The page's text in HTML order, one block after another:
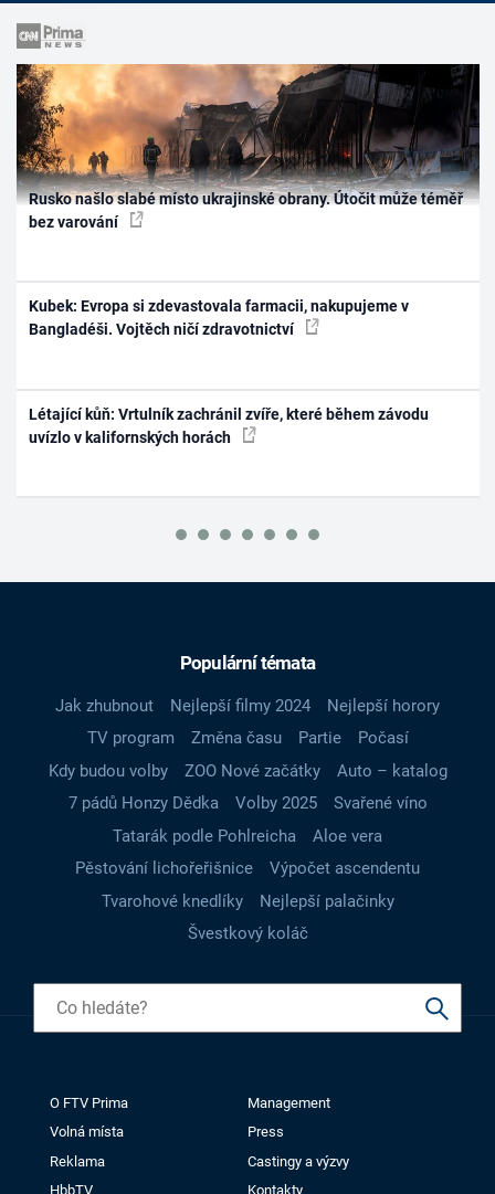
Rusko našlo slabé místo ukrajinské obrany. Útočit může téměř
bez varování
Kubek: Evropa si zdevastovala farmacii, nakupujeme v
Bangladéši. Vojtěch ničí zdravotnictví
Létající kůň: Vrtulník zachránil zvíře, které během závodu
uvízlo v kalifornských horách
Populární témata
Jak zhubnout Nejlepší filmy 2024
Nejlepší horory
TV program
Změna času Partie
Počasí
Kdy budou volby
ZOO Nové začátky
Auto – katalog
7 pádů Honzy Dědka
Volby 2025
Svařené víno
Tatarák podle Pohlreicha
Aloe vera
Pěstování lichořeřišnice
Výpočet ascendentu
Tvarohové knedlíky
Nejlepší palačinky
Švestkový koláč
O FTV Prima
Management
Volná místa
Press
Reklama
Castingy a výzvy
HbbTV
Kontakty